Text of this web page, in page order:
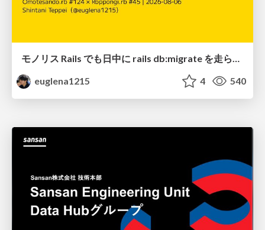
euglena1215
4 540